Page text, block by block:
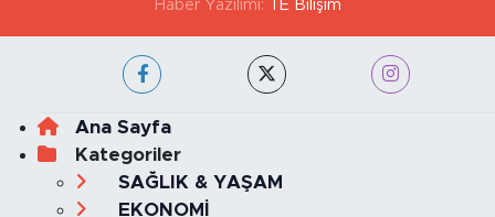
Haber Yazılımı: TE Bilişim
Ana Sayfa
Kategoriler
SAĞLIK & YAŞAM
EKONOMİ